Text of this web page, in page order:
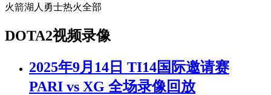
火箭湖人 勇士热火全部
DOTA2视频录像
2025年9月14日 TI14国际邀请赛
PARI vs XG 全场录像回放